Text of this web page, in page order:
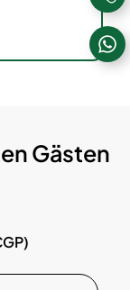
Gästen